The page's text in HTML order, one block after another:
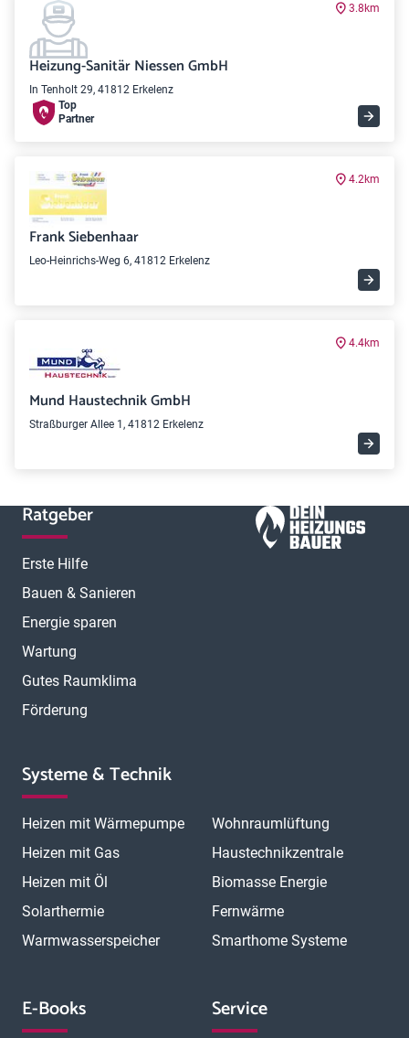
3.8km
Heizung-Sanitär Niessen GmbH
In Tenholt 29, 41812 Erkelenz
Top
Partner
4.2km
Frank Siebenhaar
Leo-Heinrichs-Weg 6, 41812 Erkelenz
4.4km
Mund Haustechnik GmbH
Straßburger Allee 1, 41812 Erkelenz
Ratgeber
Erste Hilfe
Bauen & Sanieren
Energie sparen
Wartung
Gutes Raumklima
Förderung
Systeme & Technik
Heizen mit Wärmepumpe
Heizen mit Gas
Heizen mit Öl
Solarthermie
Warmwasserspeicher
Wohnraumlüftung
Haustechnikzentrale
Biomasse Energie
Fernwärme
Smarthome Systeme
E-Books Service